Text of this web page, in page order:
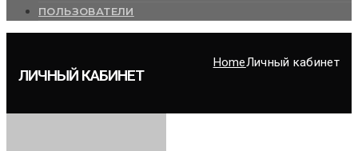
ПОЛЬЗОВАТЕЛИ
HomeЛичный кабинет
ЛИЧНЫЙ КАБИНЕТ